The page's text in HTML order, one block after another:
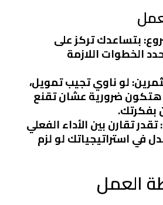
: بتساعدك تركز على
الخطوات اللازمة
: لو ناوي تجيب تمويل،
ضرورية عشان تقنع
بفكرتك.
: تقدر تقارن بين الأداء الفعلي
في استراتيجياتك لو لزم
العمل